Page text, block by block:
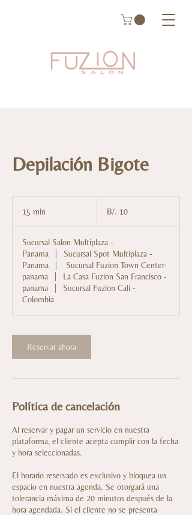
Depilación Bigote
15 min
m
i
n
panameños
B/. 10
Sucursal Salon Multiplaza -
Panama
Sucursal Spot Multiplaza -
Panama
Sucursal Fuzion Town Center-
panama
La Casa Fuzion San Francisco -
panama
Sucursal Fuzion Cali -
Colombia
Reservar ahora
Política de cancelación
Al reservar y pagar un servicio en nuestra
plataforma, el cliente acepta cumplir con la fecha
y hora seleccionadas.
El horario reservado es exclusivo y bloquea un
espacio en nuestra agenda. Se otorgará una
tolerancia máxima de 20 minutos después de la
hora agendada. Si el cliente no se presenta